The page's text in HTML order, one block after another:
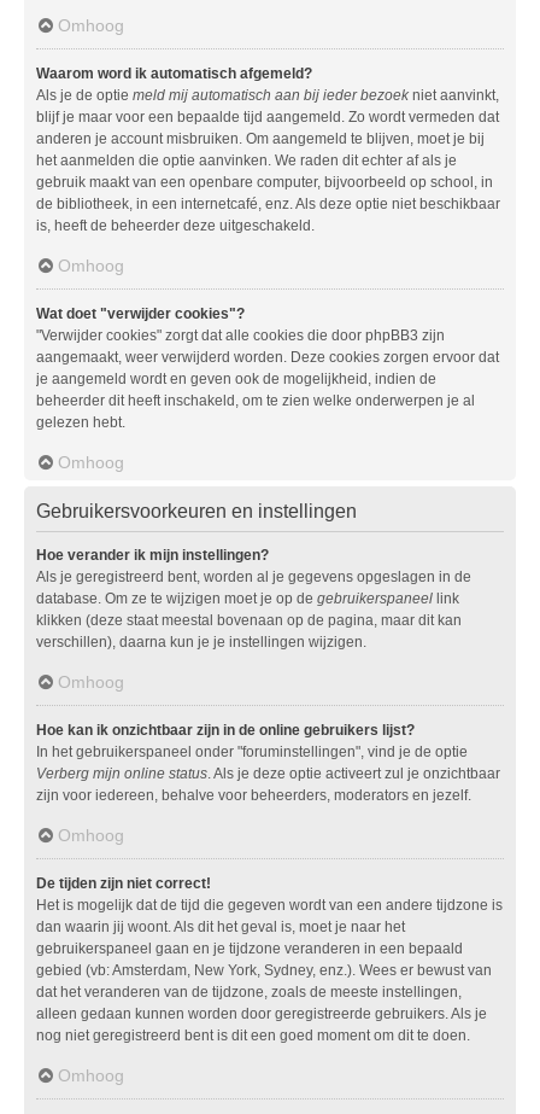
Omhoog
Waarom word ik automatisch afgemeld?
Als je de optie meld mij automatisch aan bij ieder bezoek niet aanvinkt,
blijf je maar voor een bepaalde tijd aangemeld. Zo wordt vermeden dat
anderen je account misbruiken. Om aangemeld te blijven, moet je bij
het aanmelden die optie aanvinken. We raden dit echter af als je
gebruik maakt van een openbare computer, bijvoorbeeld op school, in
de bibliotheek, in een internetcafé, enz. Als deze optie niet beschikbaar
is, heeft de beheerder deze uitgeschakeld.
Omhoog
Wat doet "verwijder cookies"?
"Verwijder cookies" zorgt dat alle cookies die door phpBB3 zijn
aangemaakt, weer verwijderd worden. Deze cookies zorgen ervoor dat
je aangemeld wordt en geven ook de mogelijkheid, indien de
beheerder dit heeft inschakeld, om te zien welke onderwerpen je al
gelezen hebt.
Omhoog
Gebruikersvoorkeuren en instellingen
Hoe verander ik mijn instellingen?
Als je geregistreerd bent, worden al je gegevens opgeslagen in de
database. Om ze te wijzigen moet je op de gebruikerspaneel link
klikken (deze staat meestal bovenaan op de pagina, maar dit kan
verschillen), daarna kun je je instellingen wijzigen.
Omhoog
Hoe kan ik onzichtbaar zijn in de online gebruikers lijst?
In het gebruikerspaneel onder "foruminstellingen", vind je de optie
Verberg mijn online status. Als je deze optie activeert zul je onzichtbaar
zijn voor iedereen, behalve voor beheerders, moderators en jezelf.
Omhoog
De tijden zijn niet correct!
Het is mogelijk dat de tijd die gegeven wordt van een andere tijdzone is
dan waarin jij woont. Als dit het geval is, moet je naar het
gebruikerspaneel gaan en je tijdzone veranderen in een bepaald
gebied (vb: Amsterdam, New York, Sydney, enz.). Wees er bewust van
dat het veranderen van de tijdzone, zoals de meeste instellingen,
alleen gedaan kunnen worden door geregistreerde gebruikers. Als je
nog niet geregistreerd bent is dit een goed moment om dit te doen.
Omhoog